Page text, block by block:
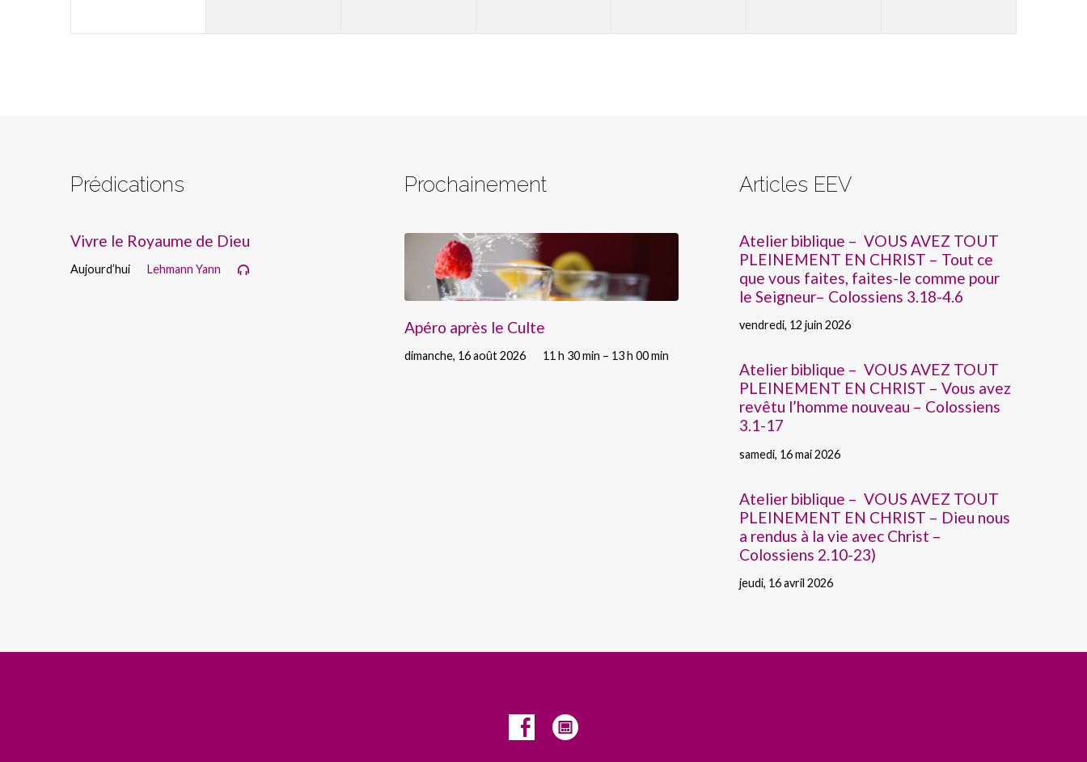
Prédications
Vivre le Royaume de Dieu
Aujourd’hui Lehmann Yann
Prochainement
Apéro après le Culte
dimanche, 16 août 2026 11 h 30 min – 13 h 00 min
Articles EEV
Atelier biblique – VOUS AVEZ TOUT
PLEINEMENT EN CHRIST – Tout ce
que vous faites, faites-le comme pour
le Seigneur– Colossiens 3.18-4.6
vendredi, 12 juin 2026
Atelier biblique – VOUS AVEZ TOUT
PLEINEMENT EN CHRIST – Vous avez
revêtu l’homme nouveau – Colossiens
3.1-17
samedi, 16 mai 2026
Atelier biblique – VOUS AVEZ TOUT
PLEINEMENT EN CHRIST – Dieu nous
a rendus à la vie avec Christ –
Colossiens 2.10-23)
jeudi, 16 avril 2026